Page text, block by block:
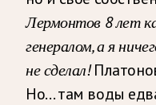
Лермонтов 8 лет
генералом, а я
не сделал!
Но… там воды